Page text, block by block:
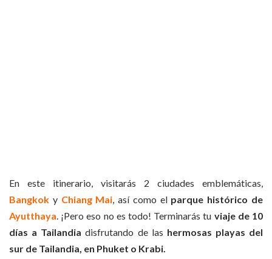
En este itinerario, visitarás 2 ciudades emblemáticas,
Bangkok y Chiang Mai, así como el parque histórico de
Ayutthaya. ¡Pero eso no es todo! Terminarás tu viaje de 10
días a Tailandia disfrutando de las hermosas playas del
sur de Tailandia, en Phuket o Krabi.